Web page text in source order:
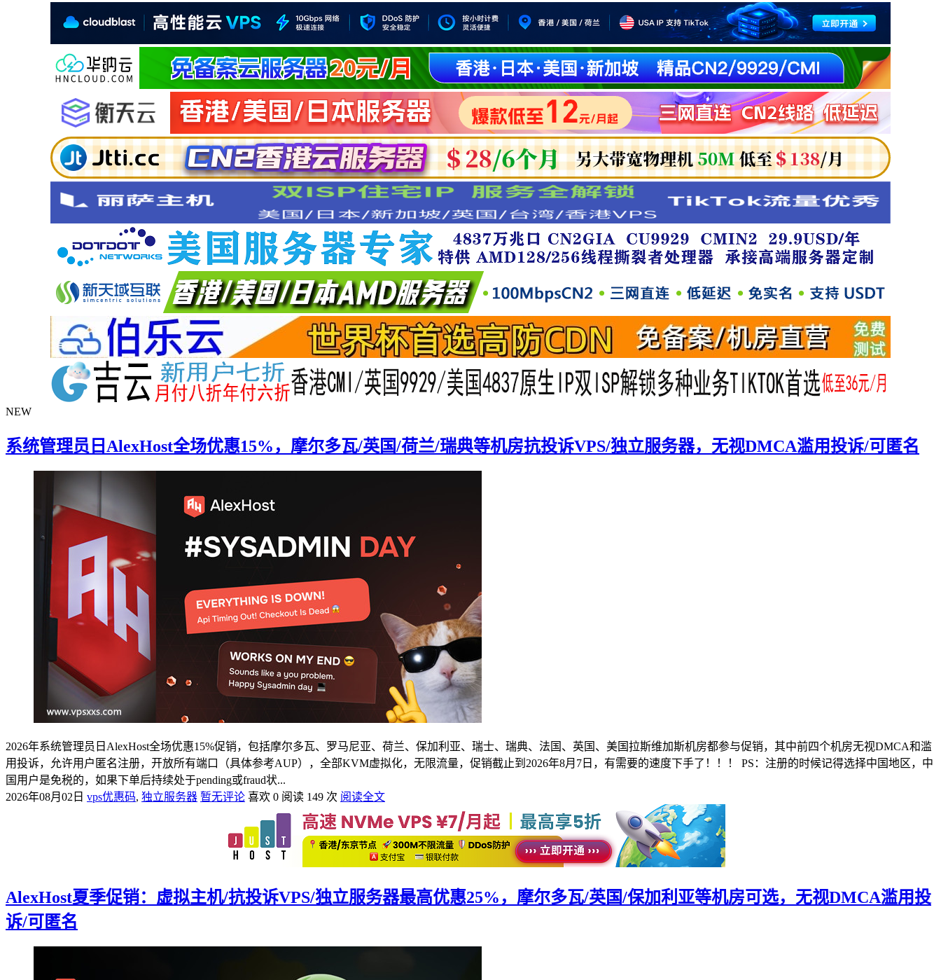
NEW
系统管理员日AlexHost全场优惠15%，摩尔多瓦/英国/荷兰/瑞典等机房抗投诉VPS/独立服务器，无视DMCA滥用投诉/可匿名
2026年系统管理员日AlexHost全场优惠15%促销，包括摩尔多瓦、罗马尼亚、荷兰、保加利亚、瑞士、瑞典、法国、英国、美国拉斯维加斯机房都参与促销，其中前四个机房无视DMCA和滥
用投诉，允许用户匿名注册，开放所有端口（具体参考AUP），全部KVM虚拟化，无限流量，促销截止到2026年8月7日，有需要的速度下手了！！！ PS：注册的时候记得选择中国地区，中
国用户是免税的，如果下单后持续处于pending或fraud状...
2026年08月02日 vps优惠码, 独立服务器 暂无评论 喜欢 0 阅读 149 次 阅读全文
AlexHost夏季促销：虚拟主机/抗投诉VPS/独立服务器最高优惠25%，摩尔多瓦/英国/保加利亚等机房可选，无视DMCA滥用投
诉/可匿名